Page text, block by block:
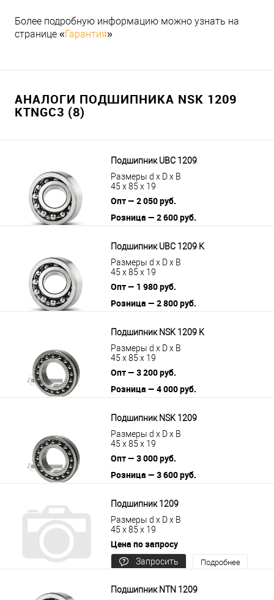
Более подробную информацию можно узнать на
странице «Гарантия»
АНАЛОГИ ПОДШИПНИКА NSK 1209
KTNGC3 (8)
Подшипник UBC 1209
Размеры d x D x B
45 x 85 x 19
Опт — 2 050 руб.
Розница — 2 600 руб.
Подшипник UBC 1209 K
Размеры d x D x B
45 x 85 x 19
Опт — 1 980 руб.
Розница — 2 800 руб.
Подшипник NSK 1209 K
Размеры d x D x B
45 x 85 x 19
Опт — 3 200 руб.
Розница — 4 000 руб.
Подшипник NSK 1209
Размеры d x D x B
45 x 85 x 19
Опт — 3 000 руб.
Розница — 3 600 руб.
Подшипник 1209
Размеры d x D x B
45 x 85 x 19
Цена по запросу
Запросить
Подробнее
Подшипник NTN 1209